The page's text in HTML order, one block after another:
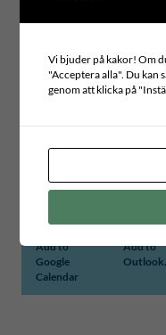
Add to
Google
Calendar
Add to
Vi bjuder på kakor! Om
"Acceptera alla". Du kan
genom att klicka på